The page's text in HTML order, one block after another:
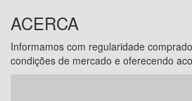
ACERCA
Informamos com regularidade
condições de mercado e oferecendo